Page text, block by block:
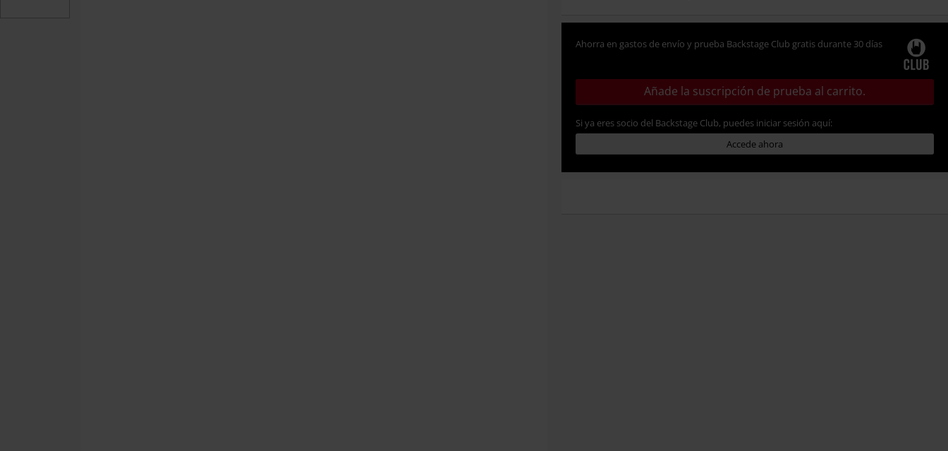
Ahorra en gastos de envío y prueba Backstage Club gratis durante 30 días
Añade la suscripción de prueba al carrito.
Si ya eres socio del Backstage Club, puedes iniciar sesión aquí:
Accede ahora